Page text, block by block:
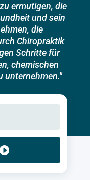
ermutigen, die
und sein
die
Chiropraktik
Schritte für
chemischen
unternehmen."